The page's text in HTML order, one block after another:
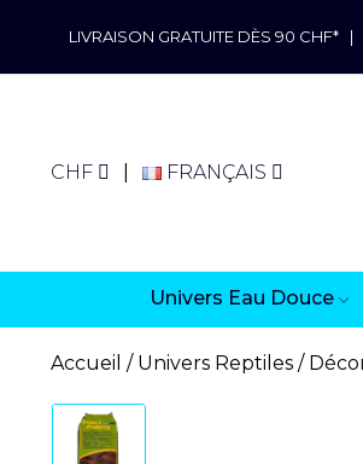
LIVRAISON GRATUITE DÈS 90 CHF* |
CHF FRANÇAIS
Univers Eau Douce
Accueil Univers Reptiles